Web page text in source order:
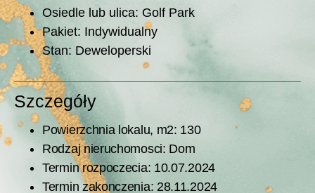
Osiedle lub ulica: Golf Park
Pakiet: Indywidualny
Stan: Deweloperski
Szczegóły
Powierzchnia lokalu, m2: 130
Rodzaj nieruchomosci: Dom
Termin rozpoczecia: 10.07.2024
Termin zakonczenia: 28.11.2024